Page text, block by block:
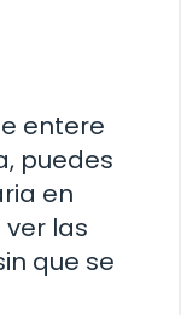
entere
puedes
en
las
que se